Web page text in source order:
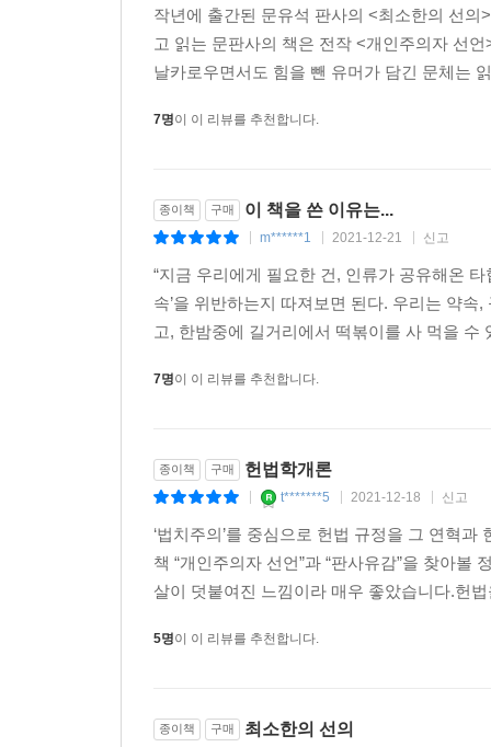
형벌 권한을 줄 것인가? 자율주행 자동차가 긴
가? 기술적으로는 가능하나 사회가 수용할 수 있
--- p.237
술의 위력이 압도적일수록 인문학적 상상력이
필요성도 더욱더 커질 수밖에 없다.
--- p.240
우리는 인터넷과 SNS를 통해 지구상의 인간 군
하고, 부러워하거나 비판하기도 한다. 미처
그를 비난할 권리는 아무에게도 없다. 나의 자유
가장 기본이 되는 자유는 무엇일까. 이동하고,
그것은 그저 홀로 있는 내 공간 안의 자유, 내
드라마 「미스터 션샤인」에서 구동매가 슬프
인간은 타인에게 피해를 끼치지 않는 이상 얼마든
모든 사회적 이슈마다 여론은 팽팽하게 갈리
범죄자에게 사형을 구형해야 한다는 목소리가
터무니없이 부족해 보이는 경우가 많다. 이런 사태
때문이라고 말한다. 법이 인간 사이에 필요한 ‘
작년에 출간된 문유석 판사의 <최소한의 선
고 읽는 문판사의 책은 전작 <개인주의자 선
날카로우면서도 힘을 뺀 유머가 담긴 문체는
7명이 이 리뷰를 추천합니다.
종이책 구매 이 책을 쓴 이유는...
m******1 2021-12-21 신고
“지금 우리에게 필요한 건, 인류가 공유해온
속’을 위반하는지 따져보면 된다. 우리는 약
고, 한밤중에 길거리에서 떡볶이를 사 먹을
7명이 이 리뷰를 추천합니다.
종이책 구매 헌법학개론
t*******5 2021-12-18 신고
‘법치주의’를 중심으로 헌법 규정을 그 연혁
책 “개인주의자 선언”과 “판사유감”을 찾아
살이 덧붙여진 느낌이라 매우 좋았습니다.헌
5명이 이 리뷰를 추천합니다.
종이책 구매 최소한의 선의